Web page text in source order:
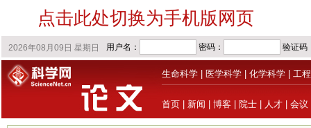
点击此处切换为手机版网页
生命科学 医学科学 化学科学 工
首页 新闻 博客 院士 人才 会议